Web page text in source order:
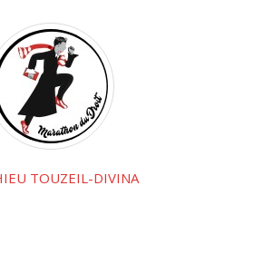
TOUZEIL-DIVINA